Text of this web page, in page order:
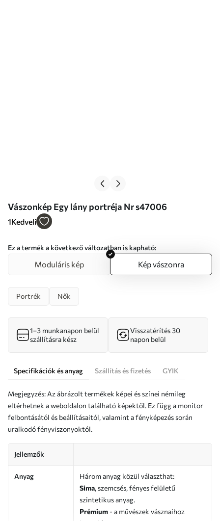
Vászonkép Egy lány portréja Nr s47006
1Kedveli
Ez a termék a következő változatban is kapható:
Moduláris kép Kép vászonra
Portrék Nők
1–3 munkanapon belül
szállításra kész
Visszatérítés 30
napon belül
Specifikációk és anyag Szállítás és fizetés GYIK
Megjegyzés: Az ábrázolt termékek képei és színei némileg
eltérhetnek a weboldalon található képektől. Ez függ a monitor
felbontásától és beállításaitól, valamint a fényképezés során
uralkodó fényviszonyoktól.
Jellemzők
Anyag
Három anyag közül választhat:
Sima, szemcsés, fényes felületű
szintetikus anyag.
Prémium - a művészek vásznaihoz